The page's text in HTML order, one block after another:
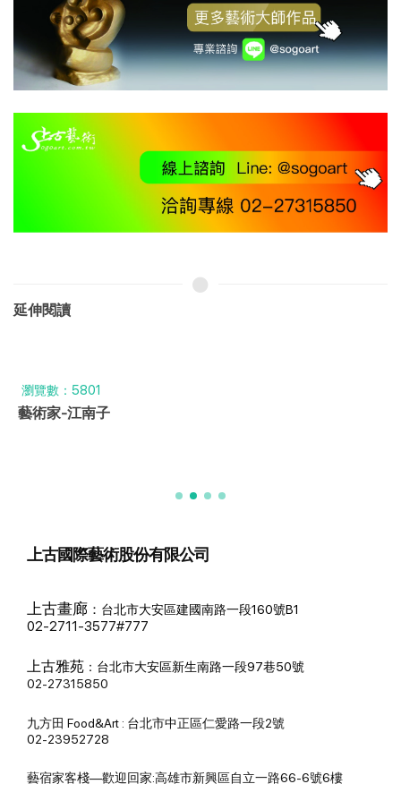
延伸閱讀
瀏覽數：5801
藝術家-江南子
上古國際藝術股份有限公司
上古畫廊 ： 台北市大安區建國南路一段160號B1
02-2711-3577#777
上古雅苑 ： 台北市大安區新生南路一段97巷50號
02-27315850
九方田 Food&Art : 台北市中正區仁愛路一段2號
02-23952728
藝宿家客棧—歡迎回家:高雄市新興區自立一路66-6號6樓